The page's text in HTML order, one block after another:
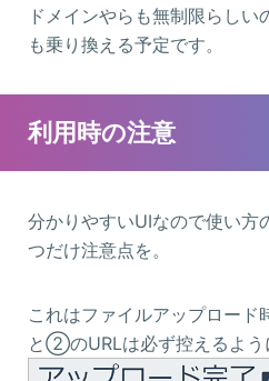
ドメインやらも無制限らし
も乗り換える予定です。
利用時の注意
分かりやすいUIなので使い方
つだけ注意点を。
これはファイルアップロー
と②のURLは必ず控えるよう